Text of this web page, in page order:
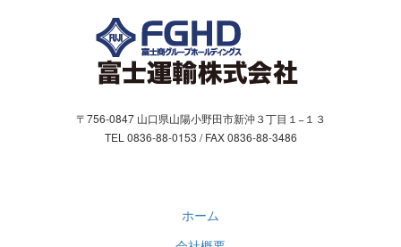
〒756-0847 山口県山陽小野田市新沖３丁目１−１３
TEL 0836-88-0153 / FAX 0836-88-3486
ホーム